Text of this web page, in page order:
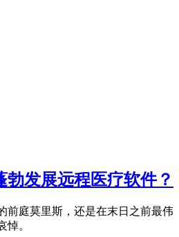
发展远程医疗软件？
前庭莫里斯，还是在末日之前最伟
悼。